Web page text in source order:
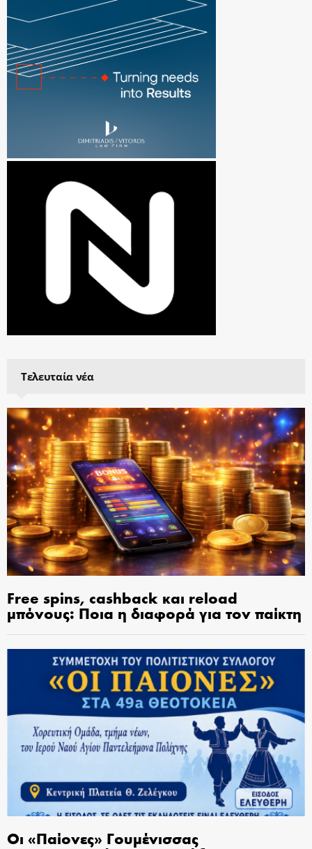
Τελευταία νέα
Free spins, cashback και reload
μπόνους: Ποια η διαφορά για τον παίκτη
Οι «Παίονες» Γουμένισσας